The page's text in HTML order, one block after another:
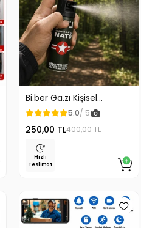
Bi.ber Ga.zı Kişisel
Koruyucu Ekipman
Savunma İçin
5.0/ 5
250,00 TL400,00 TL
Hızlı
Teslimat